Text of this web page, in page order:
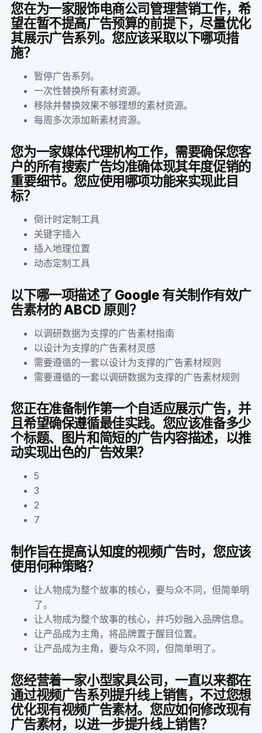
您在为一家服饰电商公司管理营销工作，希
望在暂不提高广告预算的前提下，尽量优化
其展示广告系列。您应该采取以下哪项措
施？
暂停广告系列。
一次性替换所有素材资源。
移除并替换效果不够理想的素材资源。
每周多次添加新素材资源。
您为一家媒体代理机构工作，需要确保您客
户的所有搜索广告均准确体现其年度促销的
重要细节。您应使用哪项功能来实现此目
标？
倒计时定制工具
关键字插入
插入地理位置
动态定制工具
以下哪一项描述了 Google 有关制作有效广
告素材的 ABCD 原则？
以调研数据为支撑的广告素材指南
以设计为支撑的广告素材灵感
需要遵循的一套以设计为支撑的广告素材规则
需要遵循的一套以调研数据为支撑的广告素材规则
您正在准备制作第一个自适应展示广告，并
且希望确保遵循最佳实践。您应该准备多少
个标题、图片和简短的广告内容描述，以推
动实现出色的广告效果？
5
3
2
7
制作旨在提高认知度的视频广告时，您应该
使用何种策略？
让人物成为整个故事的核心，要与众不同，但简单明
了。
让人物成为整个故事的核心，并巧妙融入品牌信息。
让产品成为主角，将品牌置于醒目位置。
让产品成为主角，要与众不同，但简单明了。
您经营着一家小型家具公司，一直以来都在
通过视频广告系列提升线上销售，不过您想
优化现有视频广告素材。您应如何修改现有
广告素材，以进一步提升线上销售？